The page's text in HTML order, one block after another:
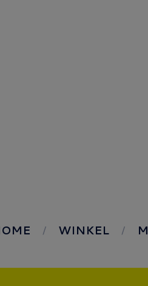
WINKEL